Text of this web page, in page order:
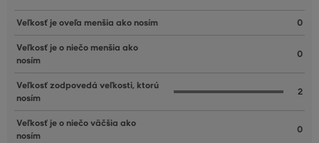
Veľkosť je oveľa menšia ako nosím 0
Veľkosť je o niečo menšia ako
nosím
0
Veľkosť zodpovedá veľkosti, ktorú
nosím
2
Veľkosť je o niečo väčšia ako
nosím
0